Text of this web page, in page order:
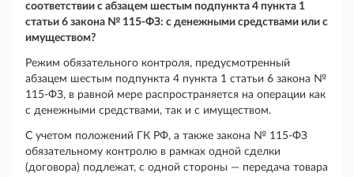
соответствии с абзацем шестым подпункта 4 пункта 1
статьи 6 закона № 115-ФЗ: с денежными средствами или с
имуществом?
Режим обязательного контроля, предусмотренный
абзацем шестым подпункта 4 пункта 1 статьи 6 закона №
115-ФЗ, в равной мере распространяется на операции как
с денежными средствами, так и с имуществом.
С учетом положений ГК РФ, а также закона № 115-ФЗ
обязательному контролю в рамках одной сделки
(договора) подлежат, с одной стороны — передача товара